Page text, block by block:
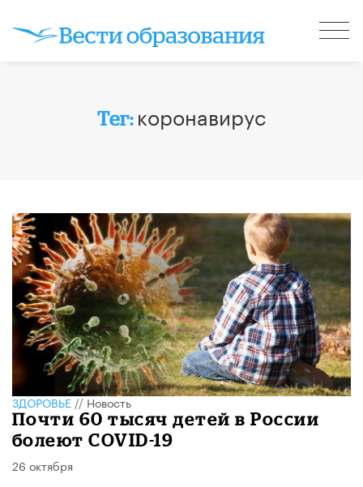
Тег: коронавирус
ЗДОРОВЬЕ//Новость
Почти 60 тысяч детей в России
болеют COVID-19
26 октября